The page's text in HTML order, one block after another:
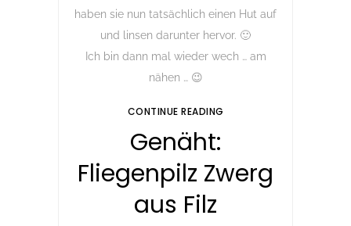
Genäht:
Fliegenpilz Zwerg
aus Filz
haben sie nun tatsächlich einen Hut auf
und linsen darunter hervor. 🙂
Ich bin dann mal wieder wech … am
nähen … 😉
CONTINUE READING